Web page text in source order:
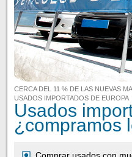
CERCA DEL 11 % DE LAS NUEVAS
USADOS IMPORTADOS DE EUROPA
Usados
¿compramos